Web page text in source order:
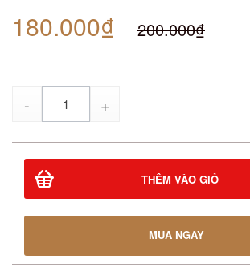
180.000₫ 200.000₫
lượng
THÊM VÀO GIỎ
MUA NGAY